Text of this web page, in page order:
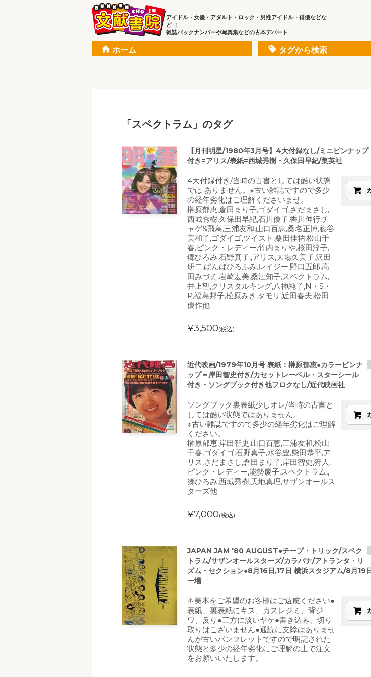
アイドル・女優・アダルト・ロック・男性アイドル・俳優などな
ど ！
雑誌バックナンバーや写真集などの古本デパート
ホーム タグから検索
「スペクトラム」のタグ
【月刊明星/1980年3月号】4大付録なし/ミニピンナップ
付き=アリス/表紙=西城秀樹・久保田早紀/集英社
4大付録付き/当時の古書としては酷い状態
では ありません。※古い雑誌ですので多少
の経年劣化はご理解くださいませ。
榊原郁恵,倉田まり子,ゴダイゴ,さだまさし,
西城秀樹,久保田早紀,石川優子,香川伸行,チ
ャゲ&飛鳥,三浦友和,山口百恵,桑名正博,藤谷
美和子,ゴダイゴ,ツイスト,桑田佳祐,松山千
春,ピンク・レディー,竹内まりや,桜田淳子,
郷ひろみ,石野真子,,アリス,大場久美子,沢田
研二,ばんばひろふみ,レイジー,野口五郎,高
田みづえ,岩崎宏美,桑江知子,スペクトラム,
井上望,クリスタルキング,八神純子,N・S・
P,福島邦子,松原みき,タモリ,近田春夫,松田
優作他
¥3,500(税込)
近代映画/1979年10月号 表紙：榊原郁恵●カラーピンナ
ップ＝岸田智史付き/カセットレーベル・スターシール
付き・ソングブック付き他フロクなし/近代映画社
ソングブック裏表紙少しオレ/当時の古書と
しては酷い状態ではありません。
※古い雑誌ですので多少の経年劣化はご理解
ください。
榊原郁恵,岸田智史,山口百恵,三浦友和,松山
千春,ゴダイゴ,石野真子,水谷豊,柴田恭平,ア
リス,さだまさし,倉田まり子,岸田智史,狩人,
ピンク・レディー,能勢慶子,スペクトラム,,
郷ひろみ,西城秀樹,天地真理,サザンオールス
ターズ他
¥7,000(税込)
JAPAN JAM '80 AUGUST●チープ・トリック/スペク
トラム/サザンオールスターズ/カラパナ/アトランタ・リ
ズム・セクション●8月16日,17日 横浜スタジアム/8月19
ー場
⚠️美本をご希望のお客様はご遠慮ください●
表紙、裏表紙にキズ、カスレジミ、背ジ
ワ、反り●三方に淡いヤケ●書き込み、切り
取りはございません●通読に支障はありませ
んが古いパンフレットですので明記された
状態と多少の経年劣化にご理解の上で注文
をお願いいたします。